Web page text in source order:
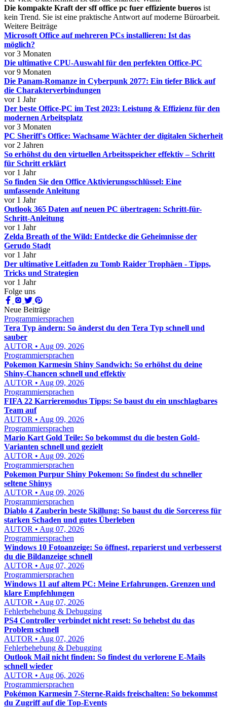
Die kompakte Kraft der sff office pc fuer effiziente bueros ist
kein Trend. Sie ist eine praktische Antwort auf moderne Büroarbeit.
Weitere Beiträge
Microsoft Office auf mehreren PCs installieren: Ist das
möglich?
vor 3 Monaten
Die ultimative CPU-Auswahl für den perfekten Office-PC
vor 9 Monaten
Die Panam-Romanze in Cyberpunk 2077: Ein tiefer Blick auf
die Charakterverbindungen
vor 1 Jahr
Der beste Office-PC im Test 2023: Leistung & Effizienz für den
modernen Arbeitsplatz
vor 3 Monaten
PC Sheriff's Office: Wachsame Wächter der digitalen Sicherheit
vor 2 Jahren
So erhöhst du den virtuellen Arbeitsspeicher effektiv – Schritt
für Schritt erklärt
vor 1 Jahr
So finden Sie den Office Aktivierungsschlüssel: Eine
umfassende Anleitung
vor 1 Jahr
Outlook 365 Daten auf neuen PC übertragen: Schritt-für-
Schritt-Anleitung
vor 1 Jahr
Zelda Breath of the Wild: Entdecke die Geheimnisse der
Gerudo Stadt
vor 1 Jahr
Der ultimative Leitfaden zu Tomb Raider Trophäen - Tipps,
Tricks und Strategien
vor 1 Jahr
Folge uns
Neue Beiträge
Programmiersprachen
Tera Typ ändern: So änderst du den Tera Typ schnell und
sauber
AUTOR • Aug 09, 2026
Programmiersprachen
Pokemon Karmesin Shiny Sandwich: So erhöhst du deine
Shiny-Chancen schnell und effektiv
AUTOR • Aug 09, 2026
Programmiersprachen
FIFA 22 Karrieremodus Tipps: So baust du ein unschlagbares
Team auf
AUTOR • Aug 09, 2026
Programmiersprachen
Mario Kart Gold Teile: So bekommst du die besten Gold-
Varianten schnell und gezielt
AUTOR • Aug 09, 2026
Programmiersprachen
Pokemon Purpur Shiny Pokemon: So findest du schneller
seltene Shinys
AUTOR • Aug 09, 2026
Programmiersprachen
Diablo 4 Zauberin beste Skillung: So baust du die Sorceress für
starken Schaden und gutes Überleben
AUTOR • Aug 07, 2026
Programmiersprachen
Windows 10 Fotoanzeige: So öffnest, reparierst und verbesserst
du die Bildanzeige schnell
AUTOR • Aug 07, 2026
Programmiersprachen
Windows 11 auf altem PC: Meine Erfahrungen, Grenzen und
klare Empfehlungen
AUTOR • Aug 07, 2026
Fehlerbehebung & Debugging
PS4 Controller verbindet nicht reset: So behebst du das
Problem schnell
AUTOR • Aug 07, 2026
Fehlerbehebung & Debugging
Outlook Mail nicht finden: So findest du verlorene E-Mails
schnell wieder
AUTOR • Aug 06, 2026
Programmiersprachen
Pokémon Karmesin 7-Sterne-Raids freischalten: So bekommst
du Zugriff auf die Top-Events